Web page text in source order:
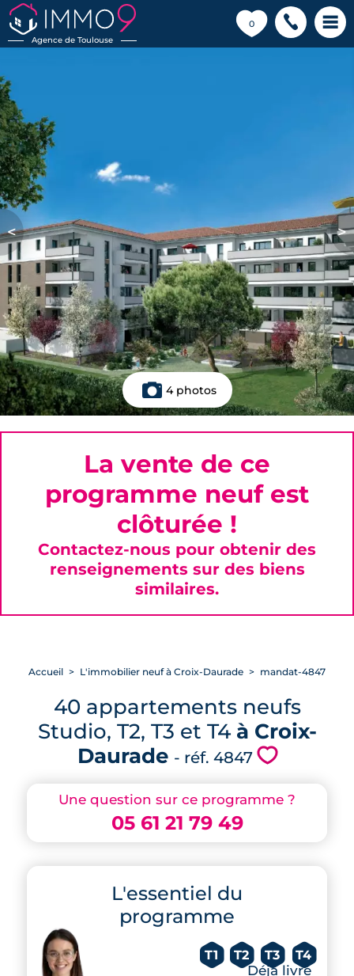
Agence de Toulouse
0
💗
< >
4 photos
Une question sur ce programme ?
05 61 21 79 49
L'essentiel du
programme
T1 T2 T3 T4
Déjà livré
Accueil L'immobilier neuf à Croix-Daurade mandat-4847
40 appartements neufs
Studio, T2, T3 et T4 à Croix-
Daurade - réf. 4847 💗
La vente de ce
programme neuf est
clôturée !
Contactez-nous pour obtenir des
renseignements sur des biens
similaires.